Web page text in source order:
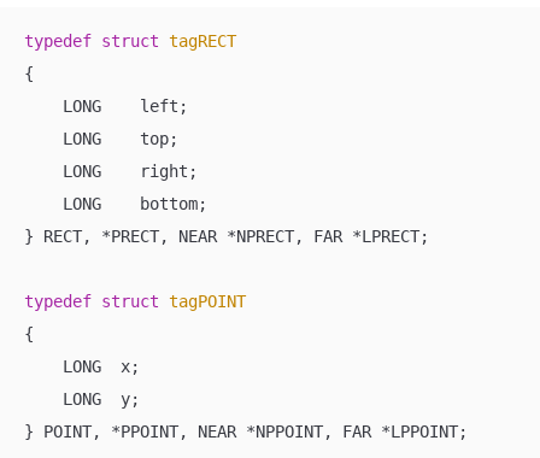
typedef struct tagRECT
{
    LONG    left;
    LONG    top;
    LONG    right;
    LONG    bottom;
} RECT, *PRECT, NEAR *NPRECT, FAR *LPRECT;
typedef struct tagPOINT
{
    LONG  x;
    LONG  y;
} POINT, *PPOINT, NEAR *NPPOINT, FAR *LPPOINT;